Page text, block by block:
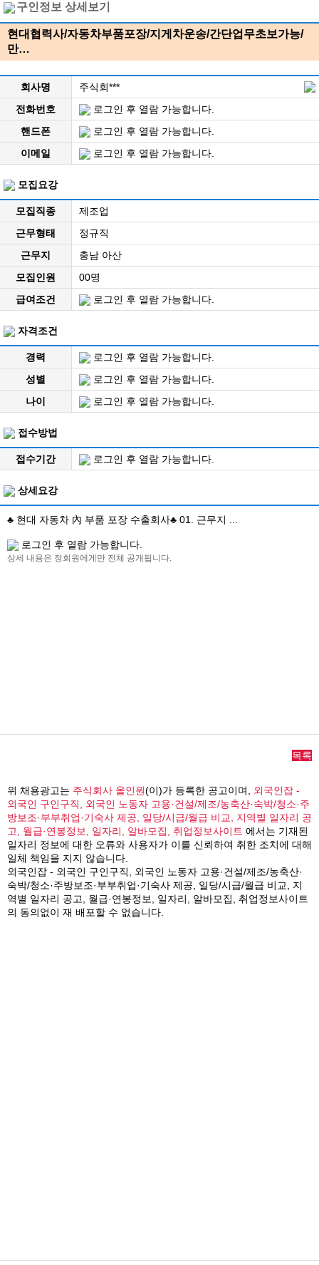
구인정보 상세보기
현대협력사/자동차부품포장/지게차운송/간단업무초보가능/
만…
회사명
주식회***
전화번호
로그인 후 열람 가능합니다.
핸드폰
로그인 후 열람 가능합니다.
이메일
로그인 후 열람 가능합니다.
모집요강
모집직종
제조업
근무형태
정규직
근무지
충남 아산
모집인원
00명
급여조건
로그인 후 열람 가능합니다.
자격조건
경력
로그인 후 열람 가능합니다.
성별
로그인 후 열람 가능합니다.
나이
로그인 후 열람 가능합니다.
접수방법
접수기간 로그인 후 열람 가능합니다.
상세요강
♣ 현대 자동차 內 부품 포장 수출회사♣ 01. 근무지 ...
로그인 후 열람 가능합니다.
상세 내용은 정회원에게만 전체 공개됩니다.
목록
위 채용광고는 주식회사 올인원(이)가 등록한 공고이며, 외국인잡 -
외국인 구인구직, 외국인 노동자 고용·건설/제조/농축산·숙박/청소·주
방보조·부부취업·기숙사 제공, 일당/시급/월급 비교, 지역별 일자리 공
고, 월급·연봉정보, 일자리, 알바모집, 취업정보사이트 에서는 기재된
일자리 정보에 대한 오류와 사용자가 이를 신뢰하여 취한 조치에 대해
일체 책임을 지지 않습니다.
외국인잡 - 외국인 구인구직, 외국인 노동자 고용·건설/제조/농축산·
숙박/청소·주방보조·부부취업·기숙사 제공, 일당/시급/월급 비교, 지
역별 일자리 공고, 월급·연봉정보, 일자리, 알바모집, 취업정보사이트
의 동의없이 재 배포할 수 없습니다.